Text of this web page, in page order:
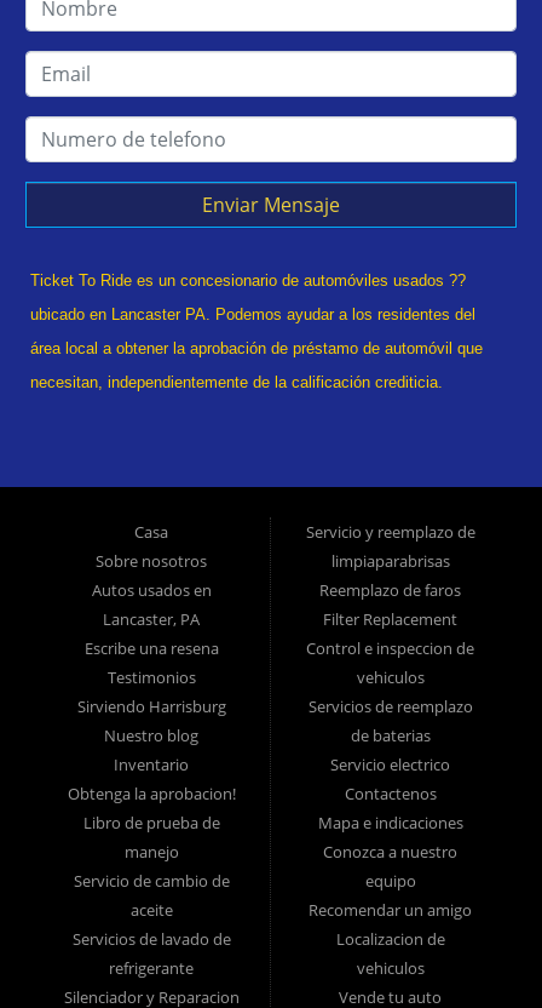
Enviar Mensaje
Ticket To Ride es un concesionario de automóviles usados ??
ubicado en Lancaster PA. Podemos ayudar a los residentes del
área local a obtener la aprobación de préstamo de automóvil que
necesitan, independientemente de la calificación crediticia.
vehículos usados ??que ofrecen otras compañías para los
consumidores de "Compre aquí, pague aquí" es el inventario de
modelos tardíos de alto kilometraje, pero ofrecemos automóviles
usados ??de alta calidad, camiones usados, camionetas usadas,
SUV usados ??y sedanes usados ??en Lancaster PA y el
condado de Lancaster. >br> En Ticket To Ride, comprendemos su
situación y podemos lograr que lo aprueben para el automóvil
usado, camión usado, camioneta usada, SUV usado o sedán
usado de sus sueños hoy! Somos el hogar del préstamo de auto
fácil! Tenemos financiamiento para automóviles fácil, pagos
iniciales bajos y planes de pago fáciles. Si necesita un préstamo
para auto en Lancaster, ha encontrado el lugar correcto, si usted
es un comprador de automóviles por primera vez en Lancaster PA,
Columbia PA, Ephrata PA, Elizabethtown PA, Lebanon PA, York
PA, Hershey PA, Coatesville PA, Reading PA, Colonial Park PA,
Progress PA, Harrisburg PA, West Chester PA o Pottstown PA con
Casa
Sobre nosotros
Autos usados ​​en
Lancaster, PA
Escribe una resena
Testimonios
Sirviendo Harrisburg
Nuestro blog
Inventario
Obtenga la aprobacion!
Libro de prueba de
manejo
Servicio de cambio de
aceite
Servicios de lavado de
refrigerante
Silenciador y Reparacion
Servicio y reemplazo de
limpiaparabrisas
Reemplazo de faros
Filter Replacement
Control e inspeccion de
vehiculos
Servicios de reemplazo
de baterias
Servicio electrico
Contactenos
Mapa e indicaciones
Conozca a nuestro
equipo
Recomendar un amigo
Localizacion de
vehiculos
Vende tu auto